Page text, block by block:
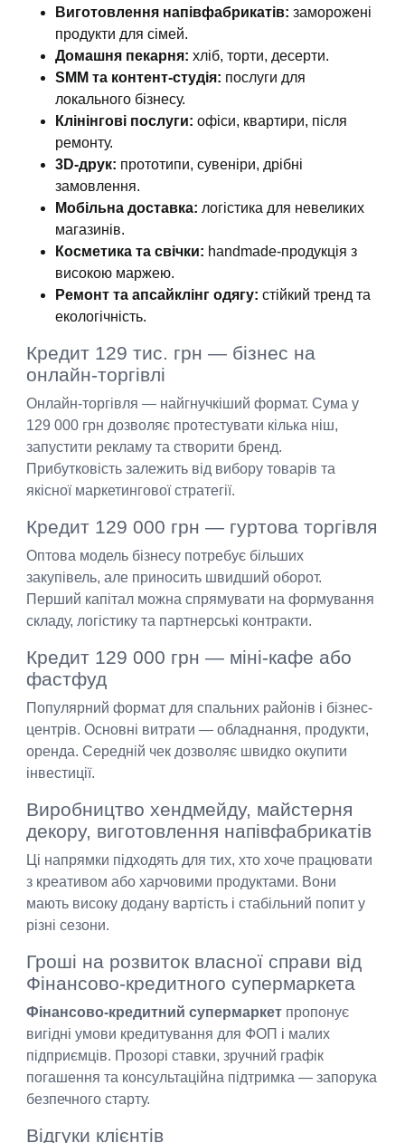
Виготовлення напівфабрикатів: заморожені
продукти для сімей.
Домашня пекарня: хліб, торти, десерти.
SMM та контент-студія: послуги для
локального бізнесу.
Клінінгові послуги: офіси, квартири, після
ремонту.
3D-друк: прототипи, сувеніри, дрібні
замовлення.
Мобільна доставка: логістика для невеликих
магазинів.
Косметика та свічки: handmade-продукція з
високою маржею.
Ремонт та апсайклінг одягу: стійкий тренд та
екологічність.
Кредит 129 тис. грн — бізнес на
онлайн-торгівлі
Онлайн-торгівля — найгнучкіший формат. Сума у
129 000 грн дозволяє протестувати кілька ніш,
запустити рекламу та створити бренд.
Прибутковість залежить від вибору товарів та
якісної маркетингової стратегії.
Кредит 129 000 грн — гуртова торгівля
Оптова модель бізнесу потребує більших
закупівель, але приносить швидший оборот.
Перший капітал можна спрямувати на формування
складу, логістику та партнерські контракти.
Кредит 129 000 грн — міні-кафе або
фастфуд
Популярний формат для спальних районів і бізнес-
центрів. Основні витрати — обладнання, продукти,
оренда. Середній чек дозволяє швидко окупити
інвестиції.
Виробництво хендмейду, майстерня
декору, виготовлення напівфабрикатів
Ці напрямки підходять для тих, хто хоче працювати
з креативом або харчовими продуктами. Вони
мають високу додану вартість і стабільний попит у
різні сезони.
Гроші на розвиток власної справи від
Фінансово-кредитного супермаркета
Фінансово-кредитний супермаркет пропонує
вигідні умови кредитування для ФОП і малих
підприємців. Прозорі ставки, зручний графік
погашення та консультаційна підтримка — запорука
безпечного старту.
Відгуки клієнтів